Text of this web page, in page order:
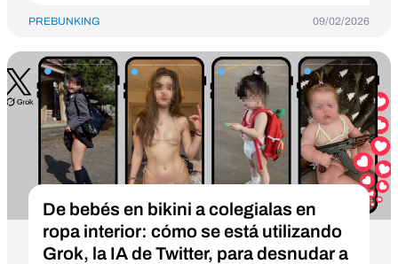
PREBUNKING 09/02/2026
De bebés en bikini a colegialas en
ropa interior: cómo se está utilizando
Grok, la IA de Twitter, para desnudar a